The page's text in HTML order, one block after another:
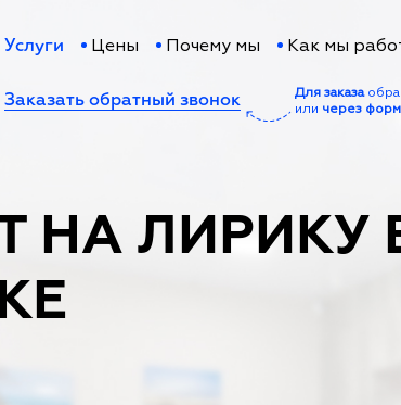
Услуги Цены Почему мы Как мы
Заказать обратный звонок Для заказа
или через
НА ЛИРИКУ